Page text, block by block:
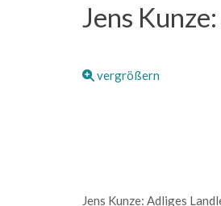
Jens
vergrößern
Jens Kunze: Adliges